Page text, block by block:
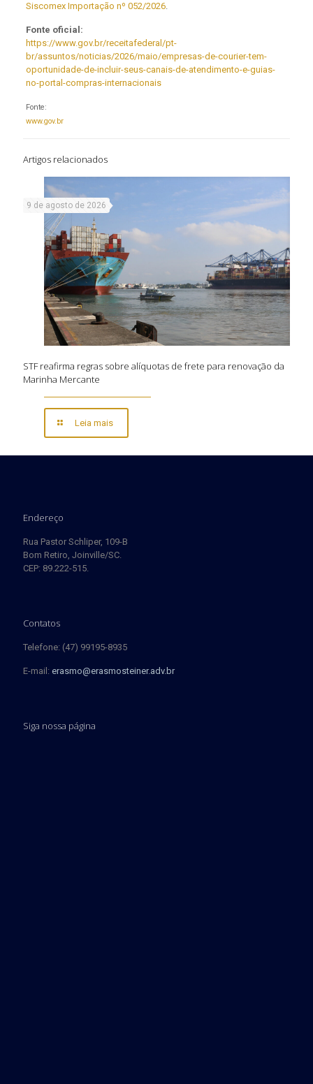
Siscomex Importação nº 052/2026.
Fonte oficial:
https://www.gov.br/receitafederal/pt-
br/assuntos/noticias/2026/maio/empresas-de-courier-tem-
oportunidade-de-incluir-seus-canais-de-atendimento-e-guias-
no-portal-compras-internacionais
Fonte:
www.gov.br
Artigos relacionados
9 de agosto de 2026
STF reafirma regras sobre alíquotas de frete para renovação da
Marinha Mercante
Leia mais
Endereço
Rua Pastor Schliper, 109-B
Bom Retiro, Joinville/SC.
CEP: 89.222-515.
Contatos
Telefone: (47) 99195-8935
E-mail: erasmo@erasmosteiner.adv.br
Siga nossa página